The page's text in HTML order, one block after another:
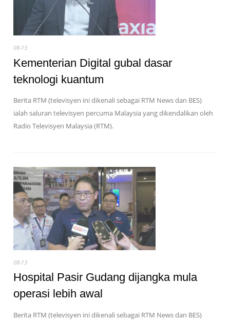
08-13
Kementerian Digital gubal dasar
teknologi kuantum
Berita RTM (televisyen ini dikenali sebagai RTM News dan BES)
ialah saluran televisyen percuma Malaysia yang dikendalikan oleh
Radio Televisyen Malaysia (RTM).
08-13
Hospital Pasir Gudang dijangka mula
operasi lebih awal
Berita RTM (televisyen ini dikenali sebagai RTM News dan BES)